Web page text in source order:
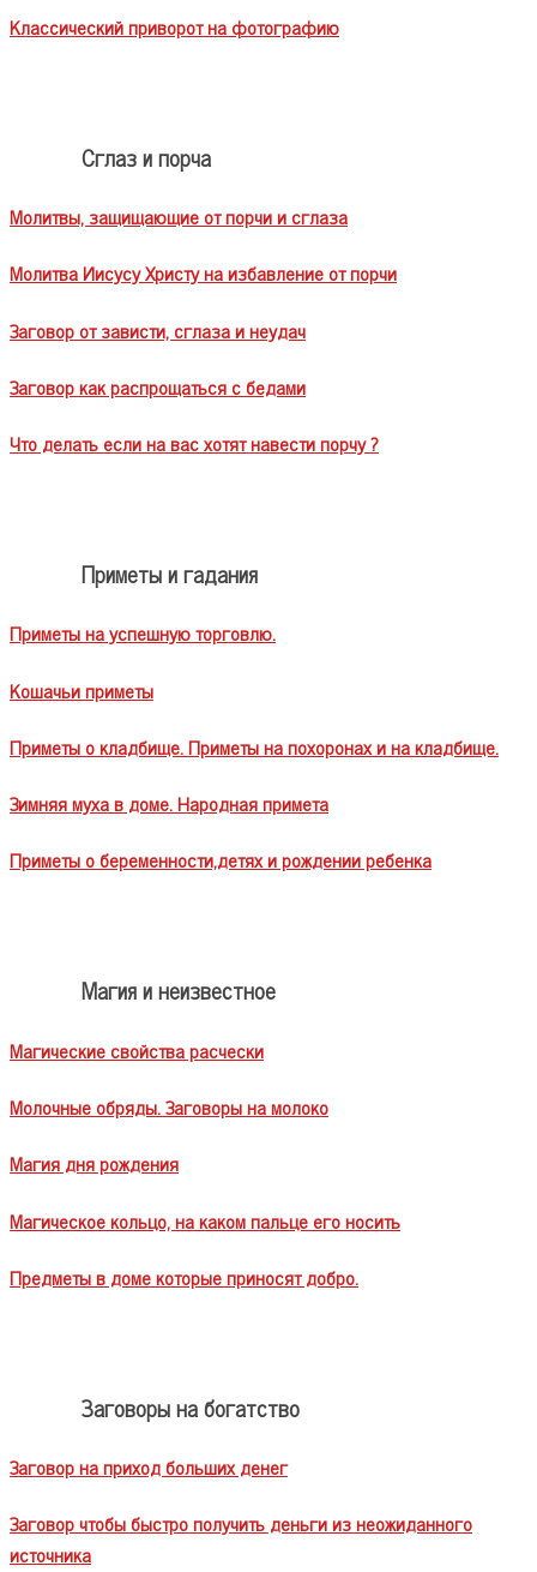
Классический приворот на фотографию
Сглаз и порча
Молитвы, защищающие от порчи и сглаза
Молитва Иисусу Христу на избавление от порчи
Заговор от зависти, сглаза и неудач
Заговор как распрощаться с бедами
Что делать если на вас хотят навести порчу ?
Приметы и гадания
Приметы на успешную торговлю.
Кошачьи приметы
Приметы о кладбище. Приметы на похоронах и на кладбище.
Зимняя муха в доме. Народная примета
Приметы о беременности,детях и рождении ребенка
Магия и неизвестное
Магические свойства расчески
Молочные обряды. Заговоры на молоко
Магия дня рождения
Магическое кольцо, на каком пальце его носить
Предметы в доме которые приносят добро.
Заговоры на богатство
Заговор на приход больших денег
Заговор чтобы быстро получить деньги из неожиданного
источника